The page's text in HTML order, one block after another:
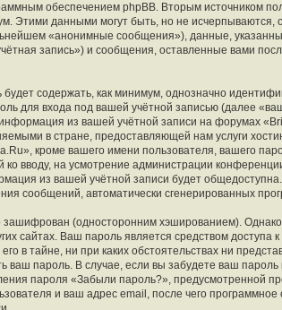
обеспечением phpBB. Вторым источником
Этими данными могут быть, но не
«анонимные сообщения»), данные,
запись») и сообщения, оставленные вами
будет содержать, как минимум, однозначно
для входа под вашей учётной записью (далее
из вашей учётной записи на форумах
в стране, предоставляющей нам услуги
кроме вашего имени пользователя, вашего
ко вводу, на усмотрение администрации
из вашей учётной записи будет общедоступна.
сообщений, автоматически сгенерированных
(односторонним хэшированием).
сайтах. Ваш пароль является средством
в тайне, ни при каких обстоятельствах ни
ваш пароль. В случае, если вы забудете ваш
пароля «Забыли пароль?», предусмотренной
и ваш адрес email, после чего